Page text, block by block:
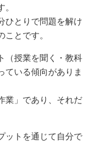
ひとりで問題を解け
とです。
（授業を聞く・教科
ている傾向がありま
業」であり、それだ
ットを通じて自分で